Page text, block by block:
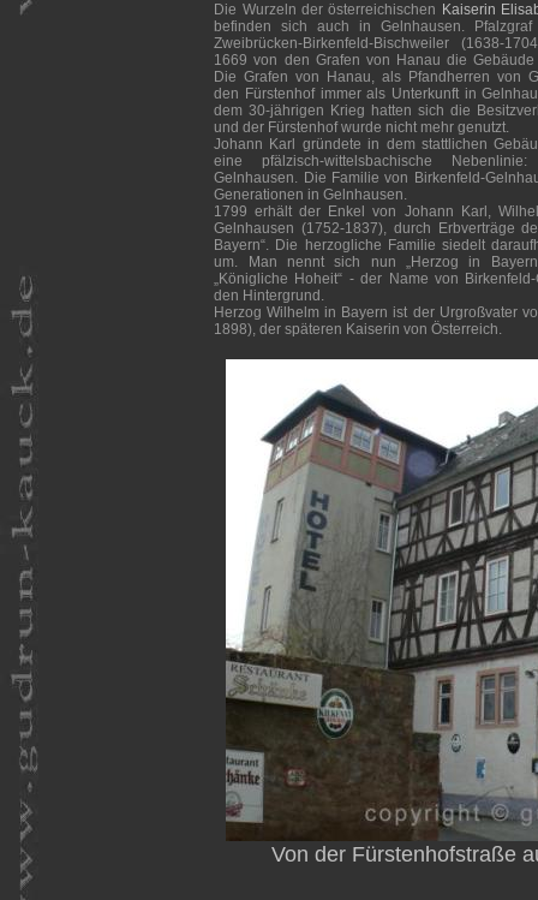
Die Wurzeln der österreichischen Kaiserin
befinden sich auch in Gelnhausen.
Zweibrücken-Birkenfeld-Bischweiler (1638-
1669 von den Grafen von Hanau die Gebäude
Die Grafen von Hanau, als Pfandherren von
den Fürstenhof immer als Unterkunft in
dem 30-jährigen Krieg hatten sich die
und der Fürstenhof wurde nicht mehr genutzt.
Johann Karl gründete in dem stattlichen
eine pfälzisch-wittelsbachische
Gelnhausen. Die Familie von Birkenfeld-
Generationen in Gelnhausen.
1799 erhält der Enkel von Johann Karl,
Gelnhausen (1752-1837), durch Erbverträge
Bayern“. Die herzogliche Familie siedelt
um. Man nennt sich nun „Herzog in
„Königliche Hoheit“ - der Name von
den Hintergrund.
Herzog Wilhelm in Bayern ist der Urgroßvater
1898), der späteren Kaiserin von Österreich.
Von der Fürstenhofstraße